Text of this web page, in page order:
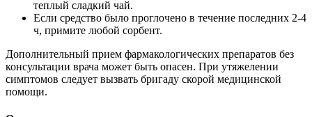
теплый сладкий чай.
Если средство было проглочено в течение последних 2-4
ч, примите любой сорбент.
Дополнительный прием фармакологических препаратов без
консультации врача может быть опасен. При утяжелении
симптомов следует вызвать бригаду скорой медицинской
помощи.